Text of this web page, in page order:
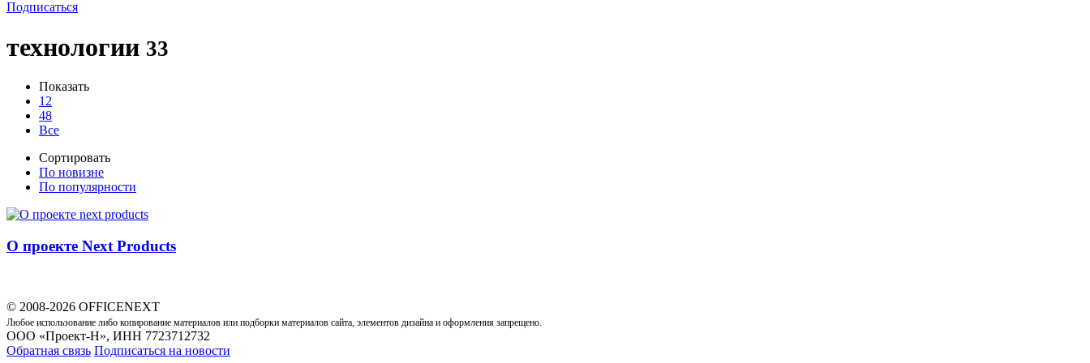
Подписаться
технологии 33
Показать
12
48
Все
Сортировать
По новизне
По популярности
О проекте Next Products
© 2008-2026 OFFICENEXT
Любое использование либо копирование материалов или подборки материалов сайта, элементов дизайна и оформления запрещено.
ООО «Проект-Н», ИНН 7723712732
Обратная связь Подписаться на новости